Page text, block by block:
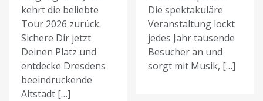
kehrt die beliebte
Tour 2026 zurück.
Sichere Dir jetzt
Deinen Platz und
entdecke Dresdens
beeindruckende
Altstadt […]
Die spektakuläre
Veranstaltung lockt
jedes Jahr tausende
Besucher an und
sorgt mit Musik, […]